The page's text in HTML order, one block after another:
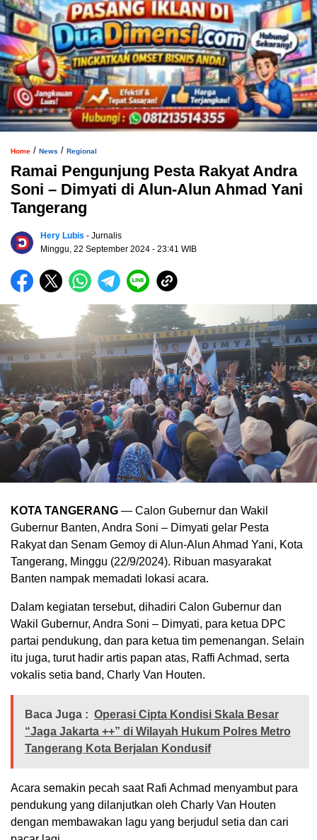
Home / News / Regional
Ramai Pengunjung Pesta Rakyat Andra
Soni – Dimyati di Alun-Alun Ahmad Yani
Tangerang
Hery Lubis - Jurnalis
Minggu, 22 September 2024 - 23:41 WIB
KOTA TANGERANG — Calon Gubernur dan Wakil
Gubernur Banten, Andra Soni – Dimyati gelar Pesta
Rakyat dan Senam Gemoy di Alun-Alun Ahmad Yani, Kota
Tangerang, Minggu (22/9/2024). Ribuan masyarakat
Banten nampak memadati lokasi acara.
Dalam kegiatan tersebut, dihadiri Calon Gubernur dan
Wakil Gubernur, Andra Soni – Dimyati, para ketua DPC
partai pendukung, dan para ketua tim pemenangan. Selain
itu juga, turut hadir artis papan atas, Raffi Achmad, serta
vokalis setia band, Charly Van Houten.
Baca Juga : Operasi Cipta Kondisi Skala Besar
“Jaga Jakarta ++” di Wilayah Hukum Polres Metro
Tangerang Kota Berjalan Kondusif
Acara semakin pecah saat Rafi Achmad menyambut para
pendukung yang dilanjutkan oleh Charly Van Houten
dengan membawakan lagu yang berjudul setia dan cari